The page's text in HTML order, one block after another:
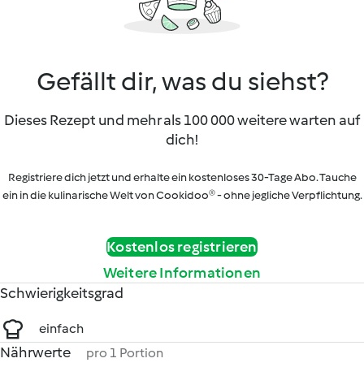
Gefällt dir, was du siehst?
Dieses Rezept und mehr als 100 000 weitere warten auf
dich!
Registriere dich jetzt und erhalte ein kostenloses 30-Tage Abo. Tauche
ein in die kulinarische Welt von Cookidoo® - ohne jegliche Verpflichtung.
Kostenlos registrieren
Weitere Informationen
Schwierigkeitsgrad
einfach
Nährwerte pro 1 Portion